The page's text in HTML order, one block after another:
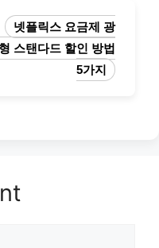
넷플릭스 요금제 광
스탠다드 할인 방법
5가지